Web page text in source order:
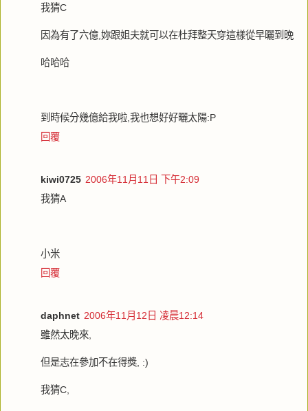
我猜C
因為有了六億,妳跟姐夫就可以在杜拜整天穿這樣從早曬到晚
哈哈哈
到時候分幾億給我啦,我也想好好曬太陽:P
回覆
kiwi0725 2006年11月11日 下午2:09
我猜A
小米
回覆
daphnet 2006年11月12日 凌晨12:14
雖然太晚來,
但是志在參加不在得獎, :)
我猜C,